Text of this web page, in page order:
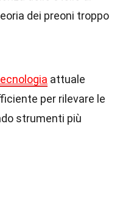
dei preoni troppo
attuale
per rilevare le
strumenti più